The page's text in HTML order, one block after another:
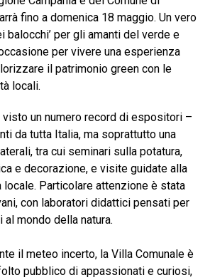
fino a domenica 18 maggio. Un vero
balocchi’ per gli amanti del verde e
per vivere una esperienza
il patrimonio green con le
locali.
visto un numero record di espositori –
da tutta Italia, ma soprattutto una
tra cui seminari sulla potatura,
e decorazione, e visite guidate alla
Particolare attenzione è stata
con laboratori didattici pensati per
mondo della natura.
il meteo incerto, la Villa Comunale è
pubblico di appassionati e curiosi,